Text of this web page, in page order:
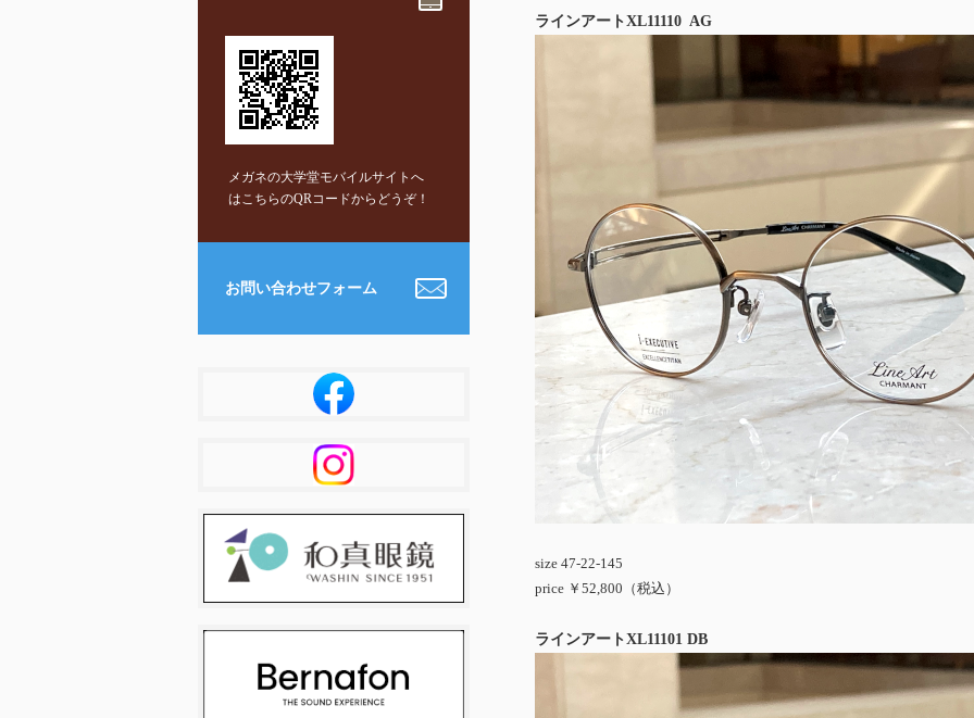
ラインアートXL11110 AG
size 47-22-145
price ￥52,800（税込）
ラインアートXL11101 DB
メガネの大学堂モバイルサイトへ
はこちらのQRコードからどうぞ！
お問い合わせフォーム